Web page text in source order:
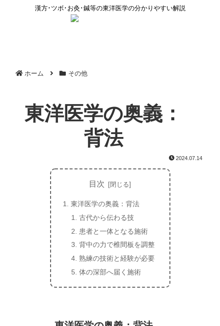
漢方･ツボ･お灸･鍼等の東洋医学の分かりやすい解説
ホーム その他
東洋医学の奥義：
背法
2024.07.14
目次
東洋医学の奥義：背法
古代から伝わる技
患者と一体となる施術
背中の力で椎間板を調整
熟練の技術と経験が必要
体の深部へ届く施術